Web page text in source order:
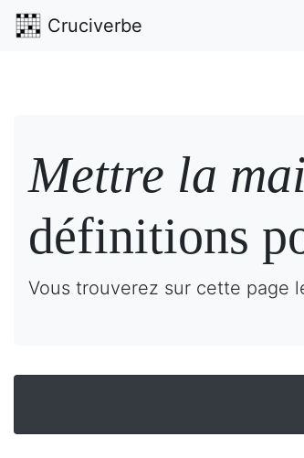
Cruciverbe
Mettre la
définitions
Vous trouverez sur cette page